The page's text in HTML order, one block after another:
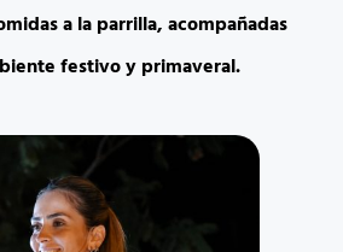
a la parrilla, acompañadas
festivo y primaveral.